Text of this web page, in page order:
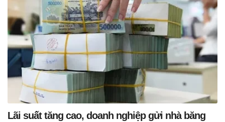
Lãi suất tăng cao, doanh nghiệp gửi nhà băng